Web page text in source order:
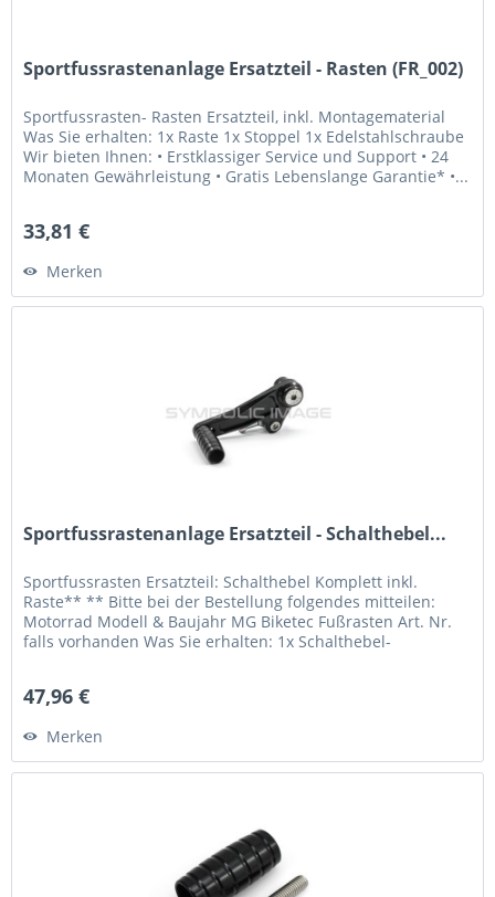
Sportfussrastenanlage Ersatzteil - Rasten (FR_002)
Sportfussrasten- Rasten Ersatzteil, inkl. Montagematerial
Was Sie erhalten: 1x Raste 1x Stoppel 1x Edelstahlschraube
Wir bieten Ihnen: • Erstklassiger Service und Support • 24
Monaten Gewährleistung • Gratis Lebenslange Garantie* •...
33,81 €
Merken
Sportfussrastenanlage Ersatzteil - Schalthebel...
Sportfussrasten Ersatzteil: Schalthebel Komplett inkl.
Raste** ** Bitte bei der Bestellung folgendes mitteilen:
Motorrad Modell & Baujahr MG Biketec Fußrasten Art. Nr.
falls vorhanden Was Sie erhalten: 1x Schalthebel-
47,96 €
Merken